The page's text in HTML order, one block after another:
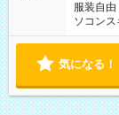
服装自由
ソコン
気になる！